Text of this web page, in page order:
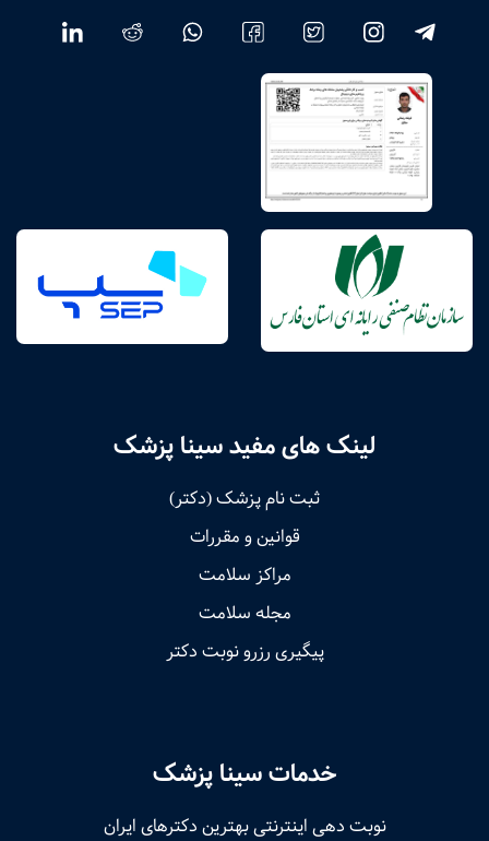
لینک های مفید سینا پزشک
ثبت نام پزشک (دکتر)
قوانین و مقررات
مراکز سلامت
مجله سلامت
پیگیری رزرو نوبت دکتر
خدمات سینا پزشک
نوبت‌ دهی اینترنتی بهترین دکترهای ایران